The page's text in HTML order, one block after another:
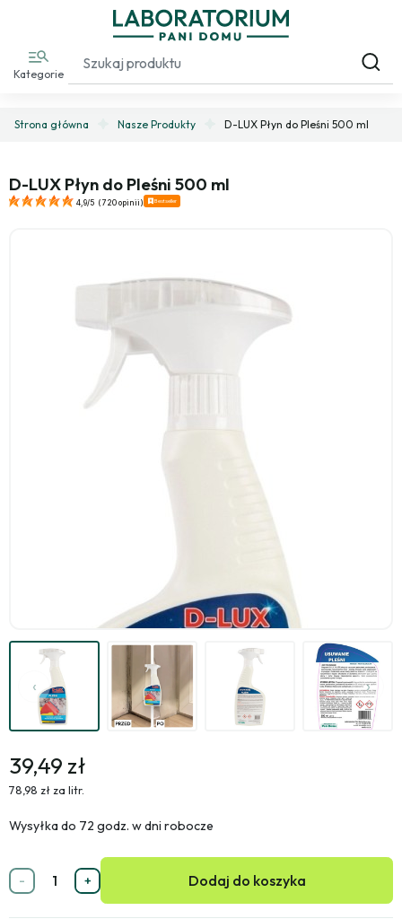
Kategorie
Strona główna Nasze Produkty D-LUX Płyn do Pleśni 500 ml
D-LUX Płyn do Pleśni 500 ml
4,9/5 ( 720 opinii ) Bestseller
39,49 zł
78,98 zł za litr.
Wysyłka do 72 godz. w dni robocze
- + Dodaj do koszyka